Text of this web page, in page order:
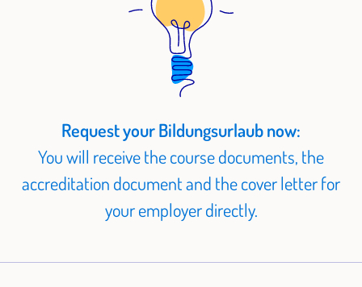
Request your Bildungsurlaub now:
You will receive the course documents, the
accreditation document and the cover letter for
your employer directly.